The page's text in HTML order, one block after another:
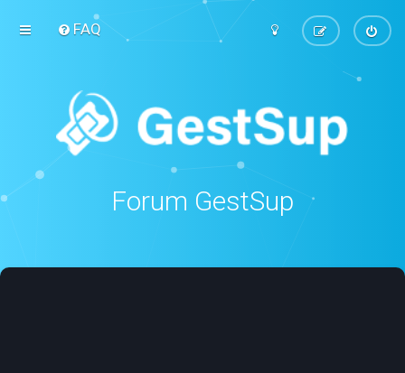
FAQ
Forum GestSup